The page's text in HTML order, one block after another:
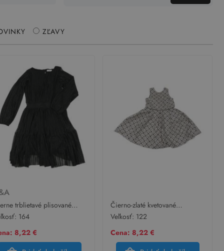
ZĽAVY
trblietavé plisované
šaty C&A
164
8,22 €
Čierno-zlaté kvetované
slávnostné šaty Dunnes
Veľkosť: 122
Cena: 8,22 €